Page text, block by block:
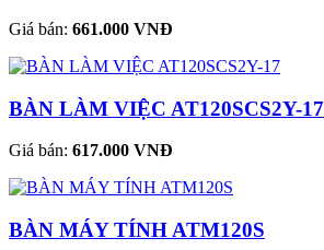
Giá bán: 661.000 VNĐ
BÀN LÀM VIỆC AT120SCS2Y-17
Giá bán: 617.000 VNĐ
BÀN MÁY TÍNH ATM120S